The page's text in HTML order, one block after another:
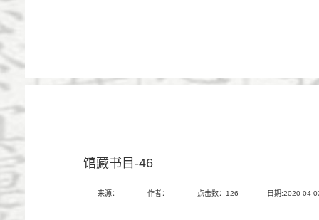
馆藏书目-46
来源： 作者： 点击数： 126 日期:2020-04-